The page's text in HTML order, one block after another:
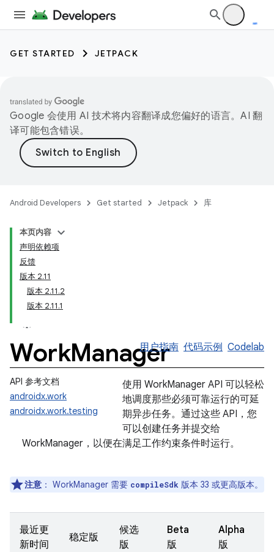
GET STARTED JETPACK
Google 会使用 AI 技术将内容翻译成您偏好的语言。AI 翻
译可能包含错误。
Android Developers Get started Jetpack 库
本页内容
声明依赖项
反馈
版本 2.11
版本 2.11.2
版本 2.11.1
WorkManager
用户指南 代码示例 Codelab
API 参考文档
androidx.work
androidx.work.testing
使用 WorkManager API 可以轻松
地调度那些必须可靠运行的可延
期异步任务。通过这些 API，您
可以创建任务并提交给
WorkManager，以便在满足工作约束条件时运行。
注意 ： WorkManager 需要 compileSdk 版本 33 或更高版本。
最近更
新时间
稳定版
候选
版
Beta
版
Alpha
版